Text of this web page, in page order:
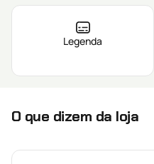
Legenda
O que dizem da loja